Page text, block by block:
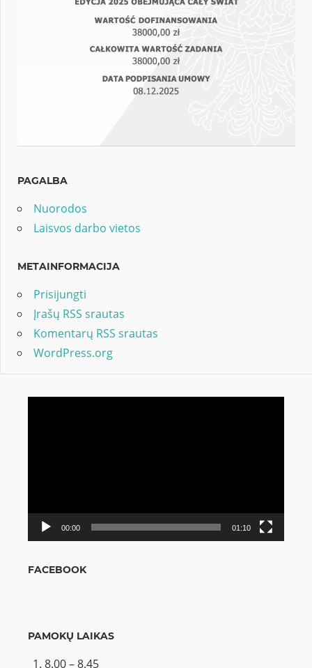
PAGALBA
Nuorodos
Laisvos darbo vietos
METAINFORMACIJA
Prisijungti
Įrašų RSS srautas
Komentarų RSS srautas
WordPress.org
00:00 01:10
FACEBOOK
PAMOKŲ LAIKAS
8.00 – 8.45